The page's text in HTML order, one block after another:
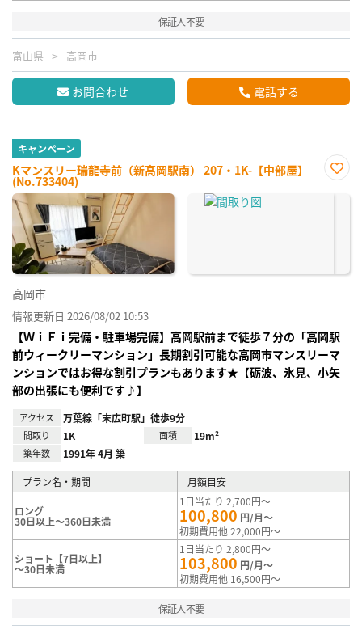
保証人不要
富山県 高岡市
お問合わせ 電話する
キャンペーン
Kマンスリー瑞龍寺前（新高岡駅南） 207・1K-【中部屋】
(No.733404)
に入
高岡市
情報更新日 2026/08/02 10:53
【ＷｉＦｉ完備・駐車場完備】高岡駅前まで徒歩７分の「高岡駅
前ウィークリーマンション」長期割引可能な高岡市マンスリーマ
ンションではお得な割引プランもあります★【砺波、氷見、小矢
部の出張にも便利です♪】
アクセス 万葉線「末広町駅」徒歩9分
間取り 1K 面積 19m²
築年数 1991年 4月 築
プラン名・期間 月額目安
ロング
30日以上～360日未満
1日当たり 2,700円～
100,800 円/月～
初期費用他 22,000円～
ショート【7日以上】
～30日未満
1日当たり 2,800円～
103,800 円/月～
初期費用他 16,500円～
保証人不要